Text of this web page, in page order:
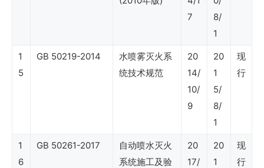
7
8/
1
1
5
GB 50219-2014
水喷雾灭火系
统技术规范
20
14/
10/
9
20
1
5/
8/
1
现
行
1
6
GB 50261-2017
自动喷水灭火
系统施工及验
20
17/
20
1
现
行